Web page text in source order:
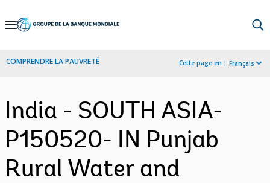
Skip
Navigation
COMPRENDRE LA PAUVRETÉ Cette page en : Français
India - SOUTH ASIA-
P150520- IN Punjab
Rural Water and